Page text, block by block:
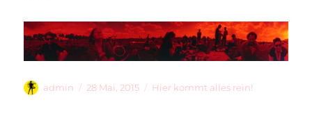
Autor
admin
Veröffentlicht
28 Mai, 2015 Kategorien
Hier kommt alles rein!